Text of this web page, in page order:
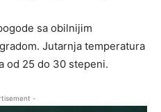
sa obilnijim
Jutarnja temperatura
od 25 do 30 stepeni.
-